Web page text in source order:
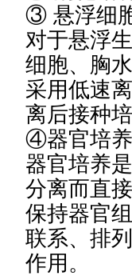
③ 悬浮细
对于悬浮
细胞、胸
采用低速
离后接种
④器官培养
器官培养
分离而直
保持器官
联系、排
作用。